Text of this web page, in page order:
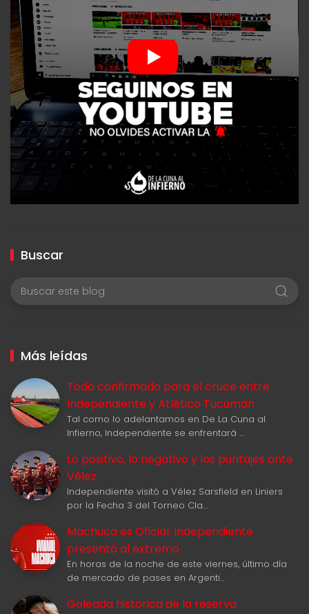
Buscar
Más leídas
Todo confirmado para el cruce entre
Independiente y Atlético Tucumán
Tal como lo adelantamos en De La Cuna al
Infierno, Independiente se enfrentará …
Lo positivo, lo negativo y los puntajes ante
Vélez
Independiente visitó a Vélez Sarsfield en Liniers
por la Fecha 3 del Torneo Cla…
Machuca es Oficial: Independiente
presentó al extremo
En horas de la noche de este viernes, último día
de mercado de pases en Argenti…
Goleada historica de la reserva